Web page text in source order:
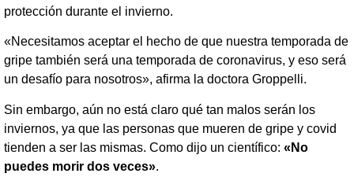
protección durante el invierno.
«Necesitamos aceptar el hecho de que nuestra temporada de
gripe también será una temporada de coronavirus, y eso será
un desafío para nosotros», afirma la doctora Groppelli.
Sin embargo, aún no está claro qué tan malos serán los
inviernos, ya que las personas que mueren de gripe y covid
tienden a ser las mismas. Como dijo un científico: «No
puedes morir dos veces».